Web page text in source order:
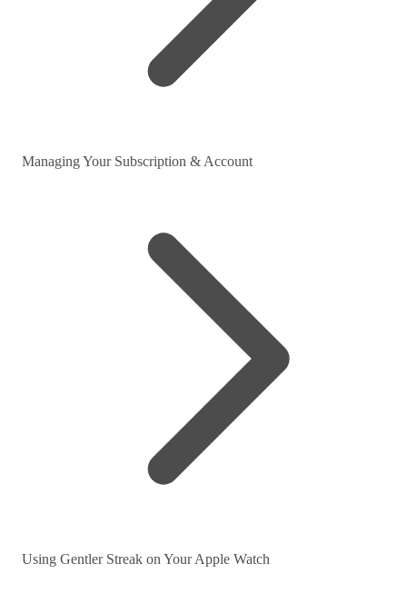
Managing Your Subscription & Account
Using Gentler Streak on Your Apple Watch